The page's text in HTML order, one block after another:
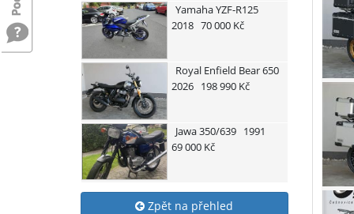
YamahaYZF-R125
2018 70 000 Kč
Royal Enfield Bear 650
2026 198 990 Kč
Jawa350/639 1991
69 000 Kč
Zpět na přehled